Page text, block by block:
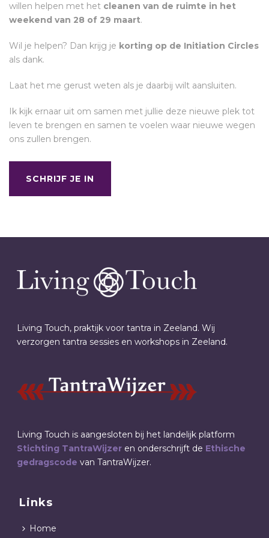
willen helpen met het cleanen van de ruimte in het
weekend van 28 of 29 maart.
Wil je helpen? Dan krijg je korting op de Initiation Circles
als dank.
Laat het me gerust weten als je daarbij wilt aansluiten.
Ik kijk ernaar uit om samen met jullie deze nieuwe plek tot
leven te brengen en samen te voelen waar nieuwe wegen
ons zullen brengen.
SCHRIJF JE IN
Living Touch, praktijk voor tantra in Zeeland. Wij
verzorgen tantra sessies en workshops in Zeeland.
Living Touch is aangesloten bij het landelijk platform
Stichting TantraWijzer en onderschrijft de Ethische
gedragscode van TantraWijzer.
Links
Home